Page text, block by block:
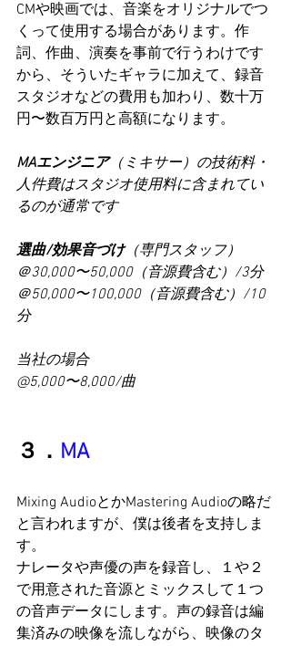
CMや映画では、音楽をオリジナルでつ
くって使用する場合があります。作
詞、作曲、演奏を事前で行うわけです
から、そういたギャラに加えて、録音
スタジオなどの費用も加わり、数十万
円〜数百万円と高額になります。
MAエンジニア（ミキサー）の技術料・
人件費はスタジオ使用料に含まれてい
るのが通常です
選曲/効果音づけ（専門スタッフ）
＠30,000〜50,000（音源費含む）/3分
＠50,000〜100,000（音源費含む）/10
分
当社の場合
@5,000〜8,000/曲
３． MA
Mixing AudioとかMastering Audioの略だ
と言われますが、僕は後者を支持しま
す。
ナレータや声優の声を録音し、１や２
で用意された音源とミックスして１つ
の音声データにします。声の録音は編
集済みの映像を流しながら、映像のタ